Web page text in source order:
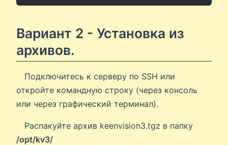
Вариант 2 - Установка из
архивов.
Подключитесь к серверу по SSH или
откройте командную строку (через консоль
или через графический терминал).
Распакуйте архив keenvision3.tgz в папку
/opt/kv3/